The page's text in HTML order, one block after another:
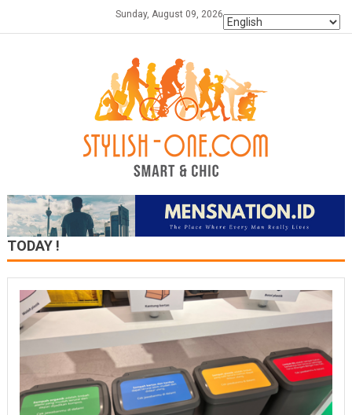
Sunday, August 09, 2026
TODAY !